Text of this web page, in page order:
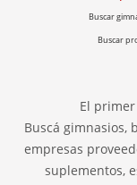
Centro Fitness
Cursos y
Centro Fitness
Buscar
Buscar
El
Buscá gimnasios,
empresas
suplementos,